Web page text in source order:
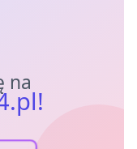
na